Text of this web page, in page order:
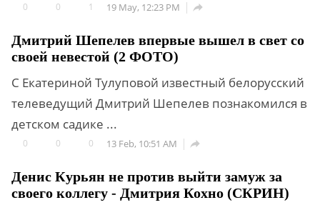
0 0 1 19 May, 12:23 PM 
Дмитрий Шепелев впервые вышел в свет со
своей невестой (2 ФОТО)
С Екатериной Тулуповой известный белорусский
телеведущий Дмитрий Шепелев познакомился в
детском садике ...
0 0 0 13 Feb, 10:51 AM 
Денис Курьян не против выйти замуж за
своего коллегу - Дмитрия Кохно (СКРИН)